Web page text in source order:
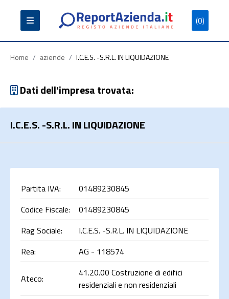
(0)
Partita
Iva
Codice
Fiscale
Ragione
Sociale
Cerca
Home / aziende / I.C.E.S. -S.R.L. IN LIQUIDAZIONE
Dati dell'impresa trovata:
I.C.E.S. -S.R.L. IN LIQUIDAZIONE
Partita IVA:
01489230845
Codice Fiscale:
01489230845
Rag Sociale:
I.C.E.S. -S.R.L. IN LIQUIDAZIONE
Rea:
AG - 118574
Ateco:
41.20.00 Costruzione di edifici
residenziali e non residenziali